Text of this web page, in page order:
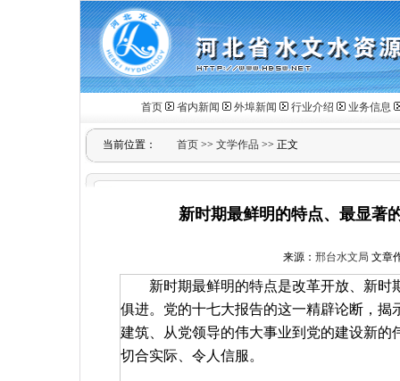
首页 省内新闻 外埠新闻 行业介绍 业务信息
当前位置： 首页 >> 文学作品 >> 正文
新时期最鲜明的特点、最显
来源： 邢台水文局 文章
新时期最鲜明的特点是改革开放、新
俱进。党的十七大报告的这一精辟论断，
建筑、从党领导的伟大事业到党的建设新
切合实际、令人信服。